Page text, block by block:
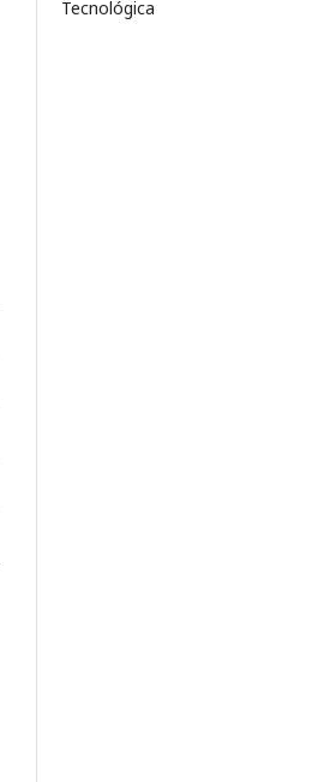
Tecnológica